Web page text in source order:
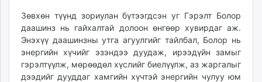
Зөвхөн түүнд зориулан бүтээгдсэн уг Гэрэлт Болор
даашинз нь гайхалтай долоон өнгөөр хувирдаг аж.
Энэхүү даашинзны утга агуулгийг тайлбал, Болор нь
энергийн хүчийг эзэндээ дуудаж, ирээдүйн замыг
гэрэлтүүлж, мөрөөдөл хүслийг биелүүлж, аз жаргалыг
дээдийг дууддаг хамгийн хүчтэй энергийн чулуу юм